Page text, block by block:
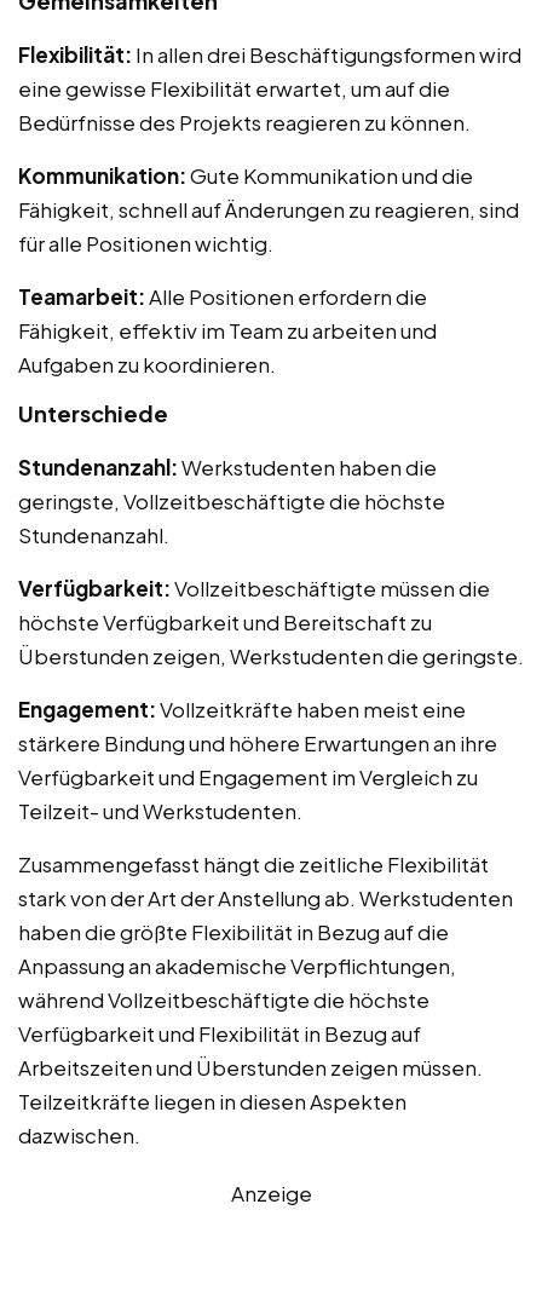
Flexibilität: In allen drei Beschäftigungsformen wird
eine gewisse Flexibilität erwartet, um auf die
Bedürfnisse des Projekts reagieren zu können.
Kommunikation:Gute Kommunikation und die
Fähigkeit, schnell auf Änderungen zu reagieren, sind
für alle Positionen wichtig.
Teamarbeit:Alle Positionen erfordern die
Fähigkeit, effektiv im Team zu arbeiten und
Aufgaben zu koordinieren.
Unterschiede
Stundenanzahl:Werkstudenten haben die
geringste, Vollzeitbeschäftigte die höchste
Stundenanzahl.
Verfügbarkeit:Vollzeitbeschäftigte müssen die
höchste Verfügbarkeit und Bereitschaft zu
Überstunden zeigen, Werkstudenten die geringste.
Engagement:Vollzeitkräfte haben meist eine
stärkere Bindung und höhere Erwartungen an ihre
Verfügbarkeit und Engagement im Vergleich zu
Teilzeit- und Werkstudenten.
Zusammengefasst hängt die zeitliche Flexibilität
stark von der Art der Anstellung ab. Werkstudenten
haben die größte Flexibilität in Bezug auf die
Anpassung an akademische Verpflichtungen,
während Vollzeitbeschäftigte die höchste
Verfügbarkeit und Flexibilität in Bezug auf
Arbeitszeiten und Überstunden zeigen müssen.
Teilzeitkräfte liegen in diesen Aspekten
dazwischen.
Anzeige